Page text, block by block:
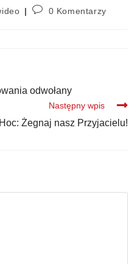
0 Komentarzy
odwołany
Następny wpis
Żegnaj nasz Przyjacielu!